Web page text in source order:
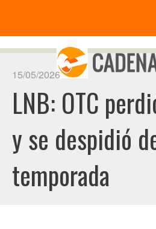
15/05/2026
LNB: OTC
y se despidió
temporada